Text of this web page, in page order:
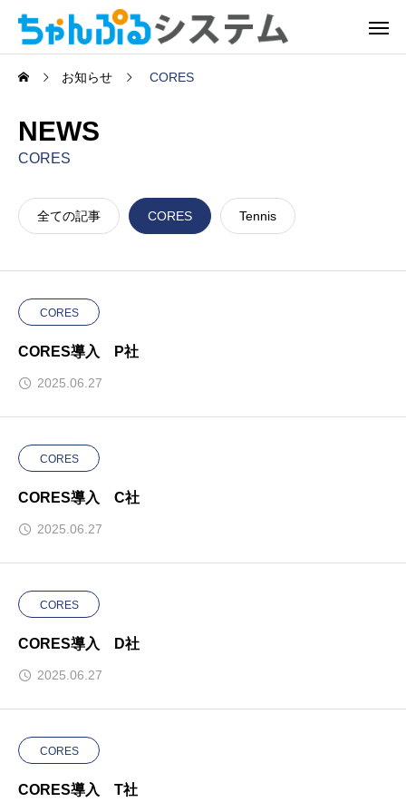
お知らせ CORES
NEWS
CORES
全ての記事 CORES Tennis
CORES
CORES導入 P社
2025.06.27
CORES
CORES導入 C社
2025.06.27
CORES
CORES導入 D社
2025.06.27
CORES
CORES導入 T社